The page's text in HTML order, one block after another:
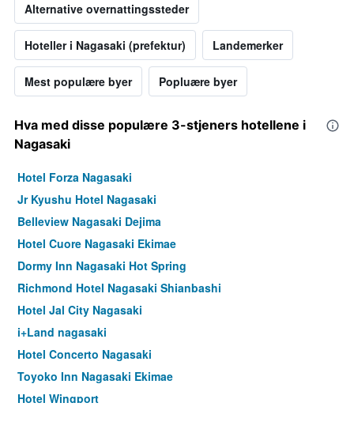
Alternative overnattingssteder
Hoteller i Nagasaki (prefektur) Landemerker
Mest populære byer Popluære byer
Hva med disse populære 3-stjeners hotellene i
Nagasaki
Hotel Forza Nagasaki
Jr Kyushu Hotel Nagasaki
Belleview Nagasaki Dejima
Hotel Cuore Nagasaki Ekimae
Dormy Inn Nagasaki Hot Spring
Richmond Hotel Nagasaki Shianbashi
Hotel Jal City Nagasaki
i+Land nagasaki
Hotel Concerto Nagasaki
Toyoko Inn Nagasaki Ekimae
Hotel Wingport